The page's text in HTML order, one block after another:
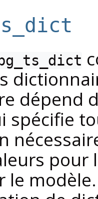
dépend
spécifie
pour
le